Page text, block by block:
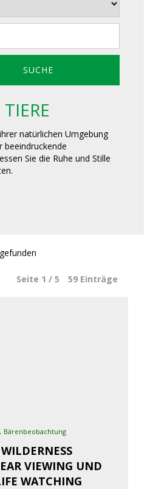
natürlichen Umgebung
beeindruckende
Sie die Ruhe und Stille
Seite 1 / 5 59 Einträge
, Bärenbeobachtung
VIEWING UND
WATCHING